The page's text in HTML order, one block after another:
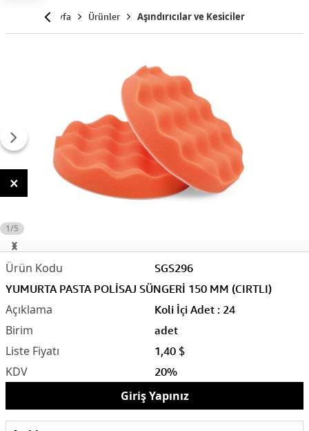
Anasayfa Ürünler Aşındırıcılar ve Kesiciler
1/5
SGS296
YUMURTA PASTA POLİSAJ SÜNGERİ 150 MM (CIRTLI)
Koli İçi Adet : 24
adet
1,40 $
20%
Giriş Yapınız
×